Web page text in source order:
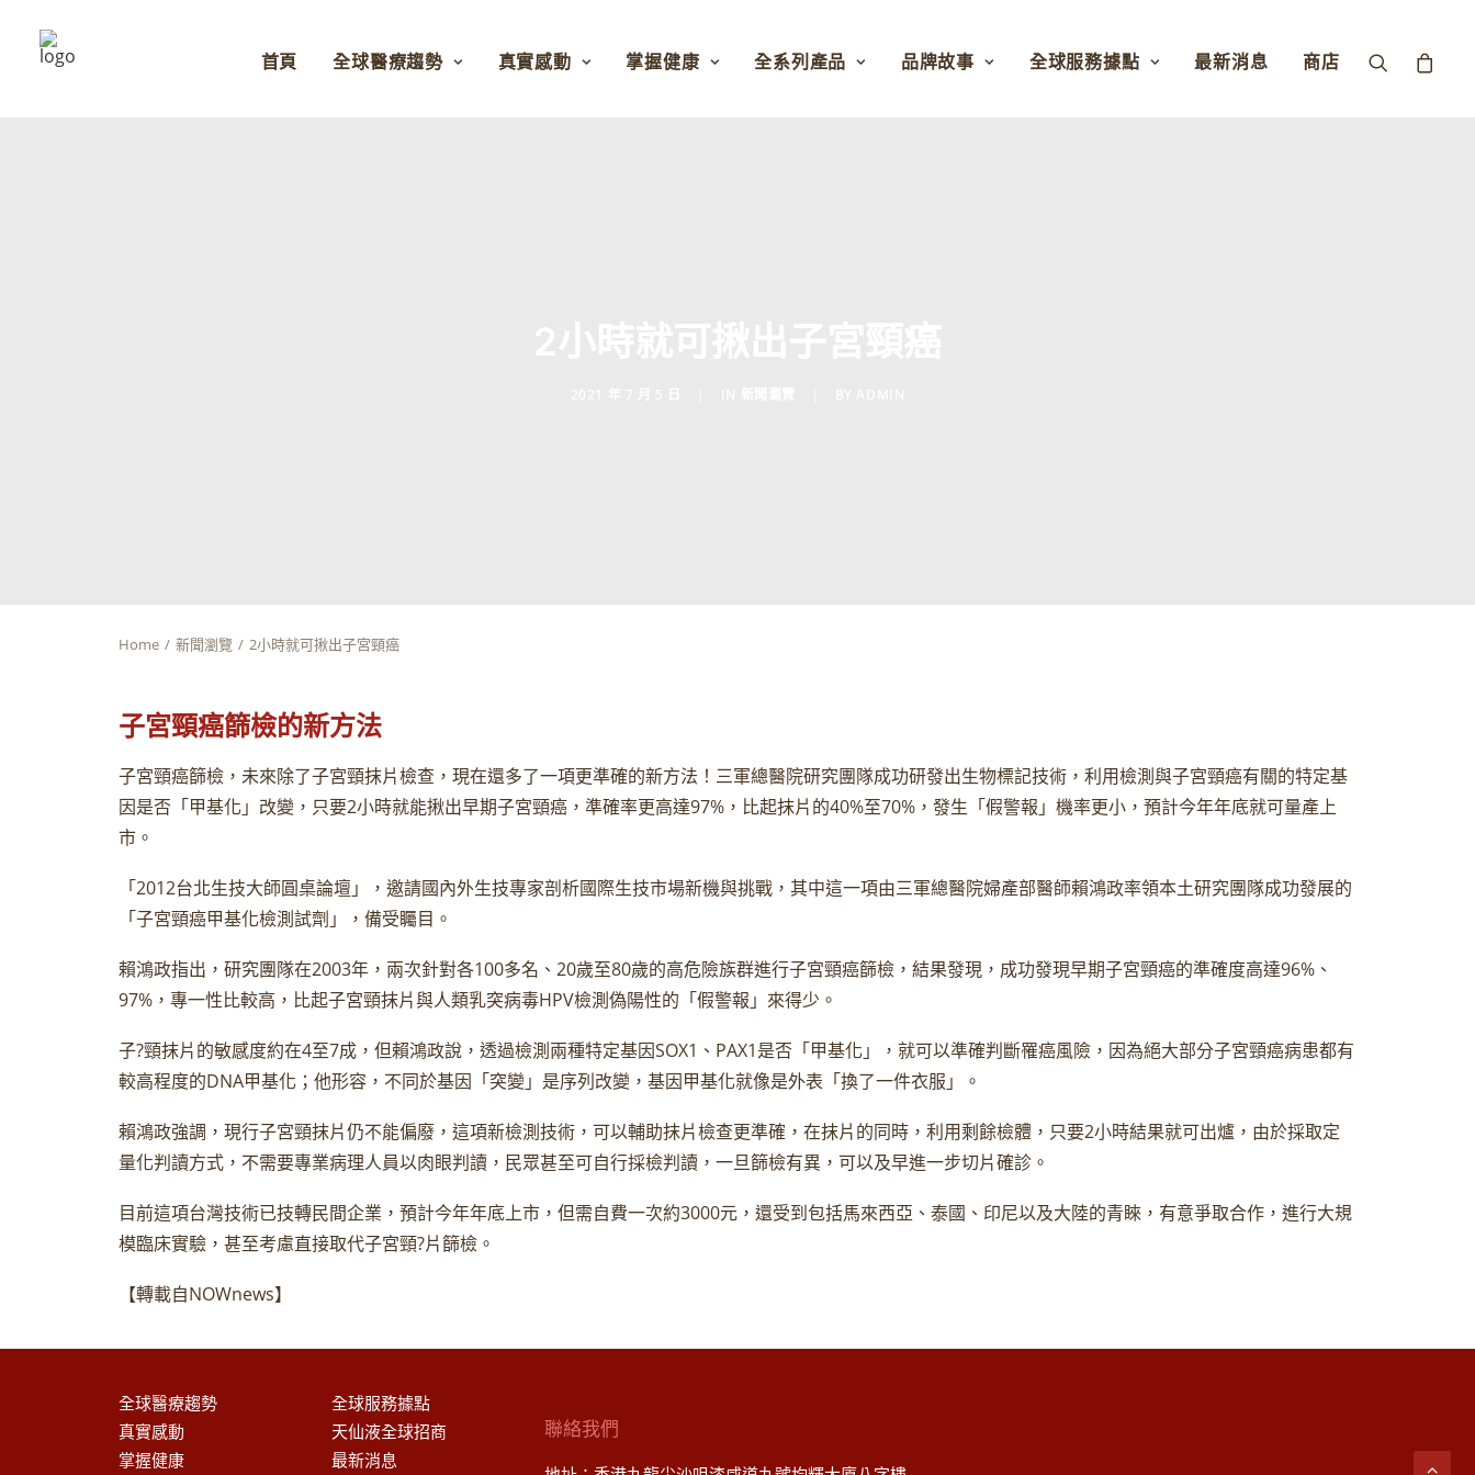
首頁 全球醫療趨勢 真實感動 掌握健康 全系列產品 品牌故事 全球服務據點 最新消息 商店
Home 新聞瀏覽 2小時就可揪出子宮頸癌
子宮頸癌篩檢的新方法
子宮頸癌篩檢，未來除了子宮頸抹片檢查，現在還多了一項更準確的新方法！三軍總醫院研究團隊成功研發出生物標記技術，利用檢測與子宮頸癌有關的特定基
因是否「甲基化」改變，只要2小時就能揪出早期子宮頸癌，準確率更高達97%，比起抹片的40%至70%，發生「假警報」機率更小，預計今年年底就可量產上
市。
「2012台北生技大師圓桌論壇」，邀請國內外生技專家剖析國際生技市場新機與挑戰，其中這一項由三軍總醫院婦產部醫師賴鴻政率領本土研究團隊成功發展的
「子宮頸癌甲基化檢測試劑」，備受矚目。
賴鴻政指出，研究團隊在2003年，兩次針對各100多名、20歲至80歲的高危險族群進行子宮頸癌篩檢，結果發現，成功發現早期子宮頸癌的準確度高達96%、
97%，專一性比較高，比起子宮頸抹片與人類乳突病毒HPV檢測偽陽性的「假警報」來得少。
子?頸抹片的敏感度約在4至7成，但賴鴻政說，透過檢測兩種特定基因SOX1、PAX1是否「甲基化」，就可以準確判斷罹癌風險，因為絕大部分子宮頸癌病患都有
較高程度的DNA甲基化；他形容，不同於基因「突變」是序列改變，基因甲基化就像是外表「換了一件衣服」。
賴鴻政強調，現行子宮頸抹片仍不能偏廢，這項新檢測技術，可以輔助抹片檢查更準確，在抹片的同時，利用剩餘檢體，只要2小時結果就可出爐，由於採取定
量化判讀方式，不需要專業病理人員以肉眼判讀，民眾甚至可自行採檢判讀，一旦篩檢有異，可以及早進一步切片確診。
目前這項台灣技術已技轉民間企業，預計今年年底上市，但需自費一次約3000元，還受到包括馬來西亞、泰國、印尼以及大陸的青睞，有意爭取合作，進行大規
模臨床實驗，甚至考慮直接取代子宮頸?片篩檢。
【轉載自NOWnews】
全球醫療趨勢
真實感動
掌握健康
全球服務據點
天仙液全球招商
最新消息
聯絡我們